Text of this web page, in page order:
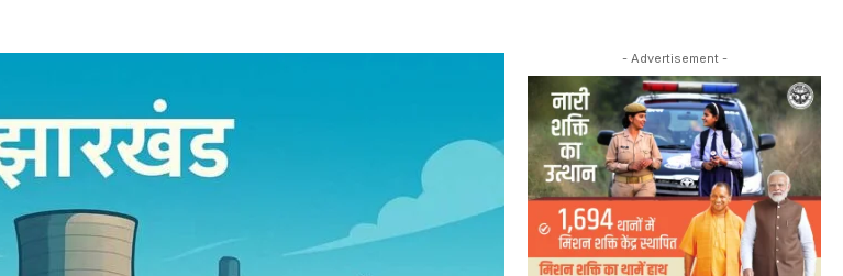
- Advertisement -